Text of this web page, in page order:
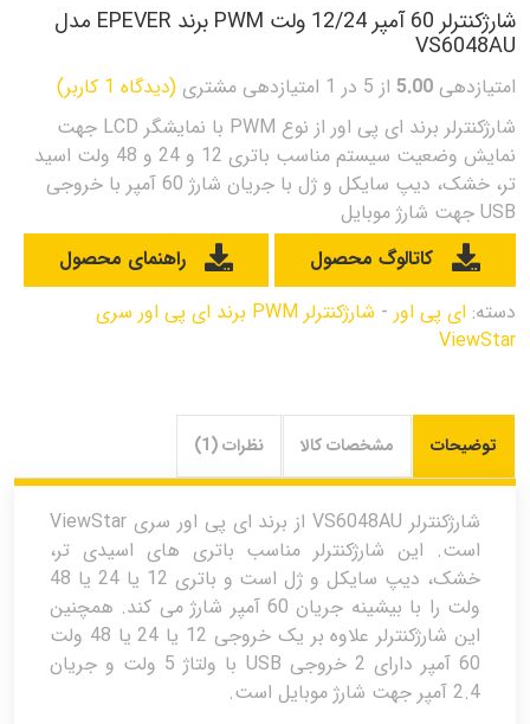
شارژکنترلر 60 آمپر 12/24 ولت PWM برند EPEVER مدل
VS6048AU
امتیازدهی 5.00 از 5 در 1 امتیازدهی مشتری (دیدگاه 1 کاربر)
شارژکنترلر برند ای پی اور از نوع PWM با نمایشگر LCD جهت
نمایش وضعیت سیستم مناسب باتری 12 و 24 و 48 ولت اسید
تر، خشک، دیپ سایکل و ژل با جریان شارژ 60 آمپر با خروجی
USB جهت شارژ موبایل
کاتالوگ محصول
راهنمای محصول
دسته: ای پی اور -
شارژکنترلر PWM برند ای پی اور سری
ViewStar
توضیحات مشخصات کالا نظرات (1)
شارژکنترلر VS6048AU از برند ای پی اور سری ViewStar
است. این شارژکنترلر مناسب باتری های اسیدی تر،
خشک، دیپ سایکل و ژل است و باتری 12 یا 24 یا 48
ولت را با بیشینه جریان 60 آمپر شارژ می کند. همچنین
این شارژکنترلر علاوه بر یک خروجی 12 یا 24 یا 48 ولت
60 آمپر دارای 2 خروجی USB با ولتاژ 5 ولت و جریان
2.4 آمپر جهت شارژ موبایل است.